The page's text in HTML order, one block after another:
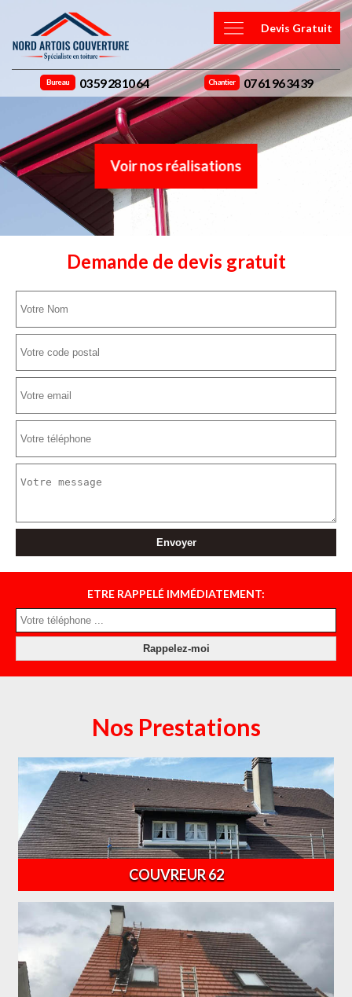
Devis Gratuit
Bureau 03 59 28 10 64 Chantier 07 61 96 34 39
Voir nos réalisations
Demande de devis gratuit
ETRE RAPPELÉ IMMÉDIATEMENT:
Nos Prestations
COUVREUR 62